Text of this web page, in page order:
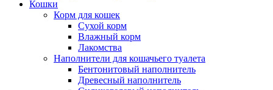
Кошки
Корм для кошек
Сухой корм
Влажный корм
Лакомства
Наполнители для кошачьего туалета
Бентонитовый наполнитель
Древесный наполнитель